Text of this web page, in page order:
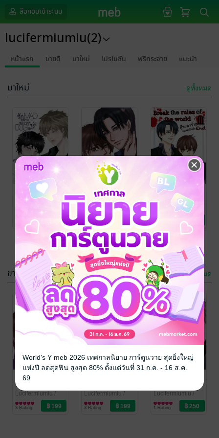
ล็อกอินเข้าระบบ
lucifermiumiu(2)
หน้าแรก ขายดี มาใหม่ โปรโมชัน ฟรีกระจาย แนะนำ
มาใหม่ ดูทั้งหมด
MADDOG01
รักอลวนของ
หนุ่มฮิคกี้
Lucifermiumiu
lucifermiumiu(2)
นิยายวาย Boy
Love / Yaoi
1 Rating
Destiny love
ท้าชะตาเปลี่ยน
รัก
Lucifermiumiu/
lucifermiumiu(2)
นิยายวาย Boy
Love / Yaoi
3 Rating
Break the
rules of the
world กู้ชะตา
ร้ายกลายเป็น
รัก? เล่ม3 (จบ)
Lucifermiumiu/
lucifermiumiu(2)
นิยายวาย Boy
Love / Yaoi
5 Rating
Break the
world กู้ชะตา
ร้ายกลายเป็นรัก
? เล่มสอง
Lucifermiumiu
lucifermiumiu(2)
นิยายวาย Boy
Love / Yaoi
4 Rating
Break the
rules of the
world กู้ชะตา
ร้ายกลายเป็น
Lucifermiumiu
lucifermiumiu(2)
นิยายวาย Boy
Love / Yaoi
3 Rating
ขายดี ดูทั้งหมด
Destiny love
ท้าชะตาเปลี่ยน
รัก
Lucifermiumiu /
lucifermiumiu(2)
นิยายวาย Boy
Love / Yaoi
3 Rating
world กู้ชะตา
ร้ายกลายเป็น
รัก? เล่ม1
Lucifermiumiu /
lucifermiumiu(2)
นิยายวาย Boy
Love / Yaoi
3 Rating
หนุ่มฮิคกี้
Lucifermiumiu /
lucifermiumiu(2)
นิยายวาย Boy
Love / Yaoi
1 Rating
World's Y meb 2026 เทศกาลนิยาย การ์ตูนวาย สุดยิ่งใหญ่
แห่งปี ลดสุดฟิน สูงสุด 80% ตั้งแต่วันที่ 31 ก.ค. - 16 ส.ค.
69